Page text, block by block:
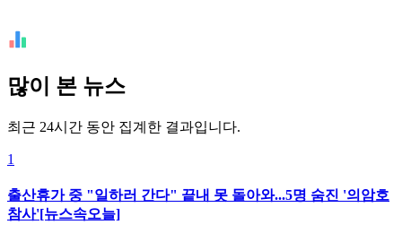
많이 본 뉴스
최근 24시간 동안 집계한 결과입니다.
1
출산휴가 중 "일하러 간다" 끝내 못 돌아와...5명 숨진 '의암호
참사'[뉴스속오늘]